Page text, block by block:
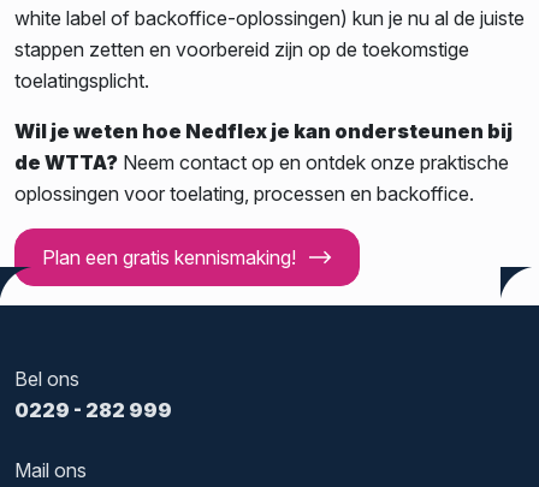
white label of backoffice-oplossingen) kun je nu al de juiste
stappen zetten en voorbereid zijn op de toekomstige
toelatingsplicht.
Wil je weten hoe Nedflex je kan ondersteunen bij
de WTTA? Neem contact op en ontdek onze praktische
oplossingen voor toelating, processen en backoffice.
Plan een gratis kennismaking!
Bel ons
0229 - 282 999
Mail ons